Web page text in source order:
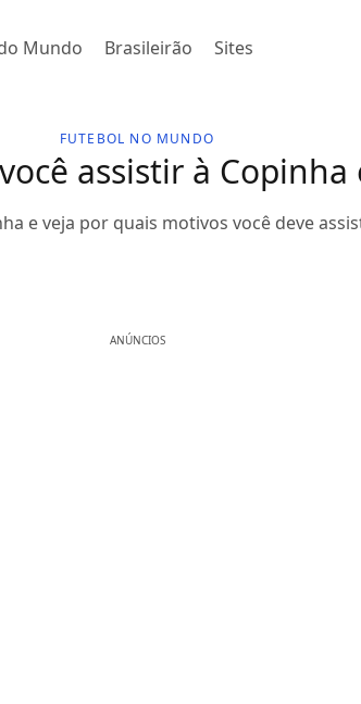
Mundo Brasileirão Sites
FUTEBOL NO MUNDO
assistir à Copinha
e veja por quais motivos você deve
ANÚNCIOS